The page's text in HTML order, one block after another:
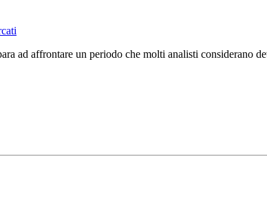
ad affrontare un periodo che molti analisti considerano